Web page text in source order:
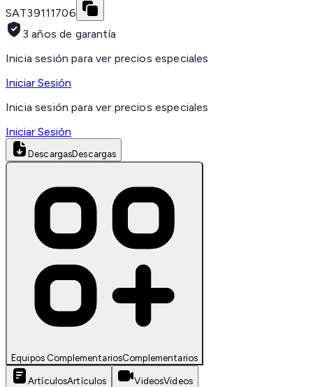
SAT39111706
3 años de garantía
Inicia sesión para ver precios especiales
Iniciar Sesión
Inicia sesión para ver precios especiales
Iniciar Sesión
DescargasDescargas
Equipos ComplementariosComplementarios
ArtículosArtículos VideosVideos